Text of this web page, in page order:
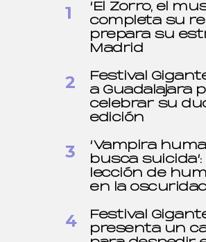
‘El Zorro, el
completa su
prepara su
Madrid
Festival
a Guadalajara
celebrar su
edición
‘Vampira
busca
lección de
en la
Festival
presenta un